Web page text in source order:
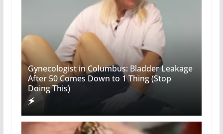
Gynecologist in Columbus: Bladder Leakage
After 50 Comes Down to 1 Thing (Stop
Doing This)